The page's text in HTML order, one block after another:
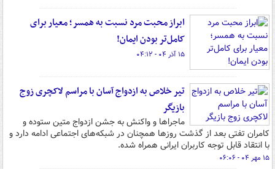
ابراز محبت مرد نسبت به همسر؛ معیار برای
کامل‌تر بودن ایمان!
۱۵ آذر ۰۴ - ۰۴:۱۲
تیر خلاص به ازدواج آسان با مراسم لاکچری زوج
بازیگر
ماجراها و واکنش به جشن ازدواج متین ستوده و
کامران تفتی بعد از گذشت روزها همچنان در شبکه‌های اجتماعی ادامه دارد و
با انتقاد قابل توجه کاربران ایرانی همراه شده.
۱۵ مهر ۰۴ - ۰۶:۰۶